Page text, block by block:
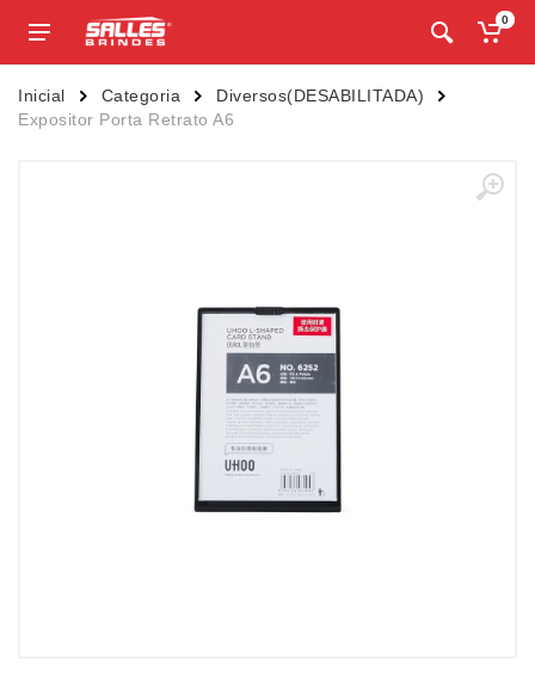
0
Inicial Categoria
Diversos(DESABILITADA)
Expositor Porta Retrato A6